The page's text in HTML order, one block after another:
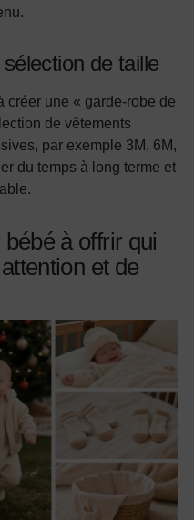
de taille
créer une « garde-robe de
de vêtements
par exemple 3M, 6M,
du temps à long terme et
à offrir qui
et de